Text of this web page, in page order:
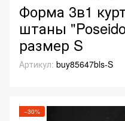
Форма 3в1
штаны
размер S
Артикул: buy85647bls-S
−30%